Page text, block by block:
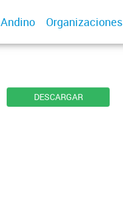
Andino Organizaciones
DESCARGAR